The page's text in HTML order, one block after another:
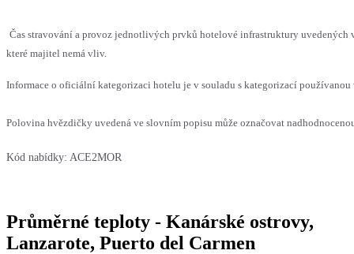
Čas stravování a provoz jednotlivých prvků hotelové infrastruktury uvedených
které majitel nemá vliv.
Informace o oficiální kategorizaci hotelu je v souladu s kategorizací
Polovina hvězdičky uvedená ve slovním popisu může označovat
Kód nabídky: ACE2MOR
Průměrné teploty - Kanárské ostrovy,
Lanzarote, Puerto del Carmen